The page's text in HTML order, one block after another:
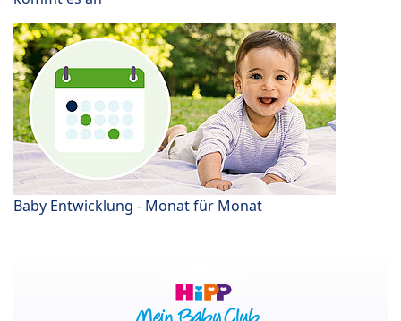
Baby Entwicklung - Monat für Monat